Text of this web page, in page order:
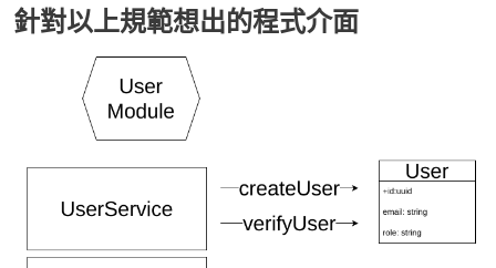
針對以上規範想出的程式介面